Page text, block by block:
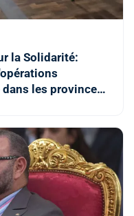
la Solidarité:
les provinces